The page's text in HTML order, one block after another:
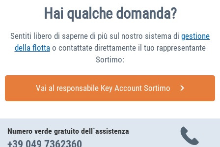
Hai qualche domanda?
Sentiti libero di saperne di più sul nostro sistema di gestione
della flotta o contattate direttamente il tuo rappresentante
Sortimo:
Vai al responsabile Key Account Sortimo
Numero verde gratuito dell´assistenza
+39 049 7362360